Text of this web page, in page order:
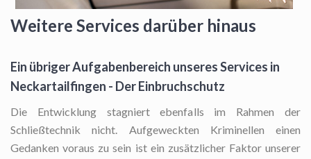
Weitere Services darüber hinaus
Ein übriger Aufgabenbereich unseres Services in
Neckartailfingen - Der Einbruchschutz
Die Entwicklung stagniert ebenfalls im Rahmen der
Schließtechnik nicht. Aufgeweckten Kriminellen einen
Gedanken voraus zu sein ist ein zusätzlicher Faktor unserer